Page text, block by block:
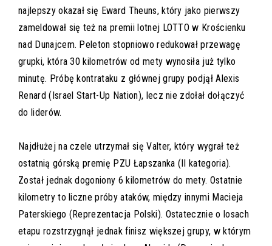
najlepszy okazał się Eward Theuns, który jako pierwszy
zameldował się też na premii lotnej LOTTO w Krościenku
nad Dunajcem. Peleton stopniowo redukował przewagę
grupki, która 30 kilometrów od mety wynosiła już tylko
minutę. Próbę kontrataku z głównej grupy podjął Alexis
Renard (Israel Start-Up Nation), lecz nie zdołał dołączyć
do liderów.
Najdłużej na czele utrzymał się Valter, który wygrał też
ostatnią górską premię PZU Łapszanka (II kategoria).
Został jednak dogoniony 6 kilometrów do mety. Ostatnie
kilometry to liczne próby ataków, między innymi Macieja
Paterskiego (Reprezentacja Polski). Ostatecznie o losach
etapu rozstrzygnął jednak finisz większej grupy, w którym